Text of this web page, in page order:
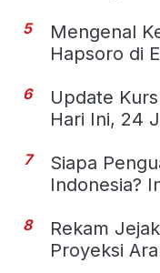
5
Mengenal
Hapsoro di
6
Update
Hari Ini, 24
7
Siapa
Indonesia?
8
Rekam
Proyeksi